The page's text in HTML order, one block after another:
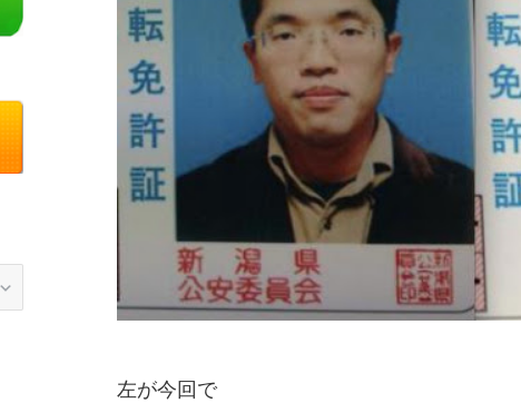
左が今回で